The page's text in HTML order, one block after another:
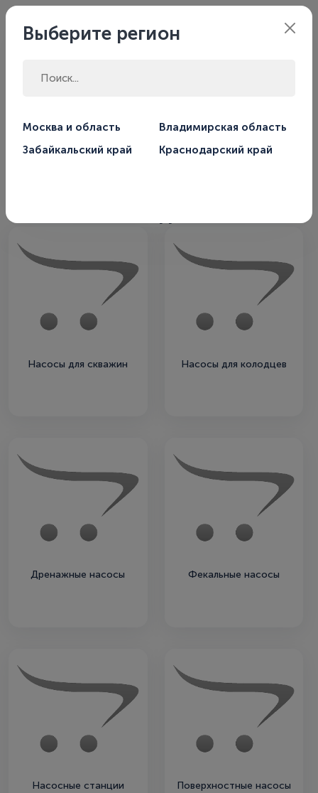
Москва
отолпения и водоснабжения
Насосы для скважин Насосы для колодцев
Дренажные насосы Фекальные насосы
Насосные станции Поверхностные насосы
Выберите регион
Москва и область
Владимирская область
Забайкальский край
Краснодарский край